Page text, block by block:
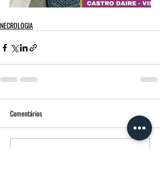
NECROLOGIA
Comentários